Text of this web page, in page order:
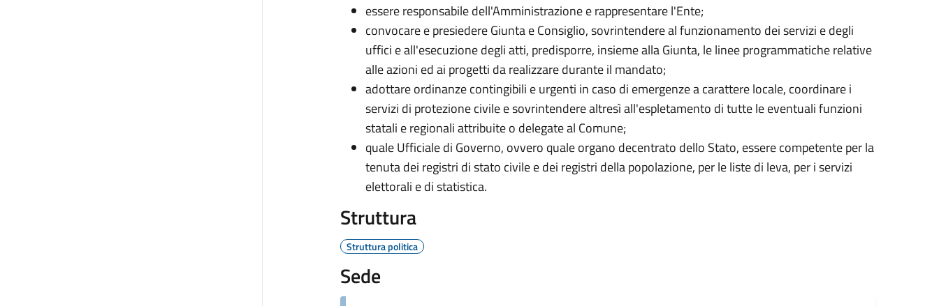
essere responsabile dell'Amministrazione e rappresentare l'Ente;
convocare e presiedere Giunta e Consiglio, sovrintendere al funzionamento dei servizi e degli
uffici e all'esecuzione degli atti, predisporre, insieme alla Giunta, le linee programmatiche relative
alle azioni ed ai progetti da realizzare durante il mandato;
adottare ordinanze contingibili e urgenti in caso di emergenze a carattere locale, coordinare i
servizi di protezione civile e sovrintendere altresì all'espletamento di tutte le eventuali funzioni
statali e regionali attribuite o delegate al Comune;
quale Ufficiale di Governo, ovvero quale organo decentrato dello Stato, essere competente per la
tenuta dei registri di stato civile e dei registri della popolazione, per le liste di leva, per i servizi
elettorali e di statistica.
Struttura
Struttura politica
Sede